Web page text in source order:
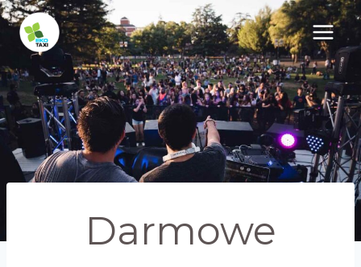
Przejdź
do
treści
Darmowe